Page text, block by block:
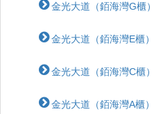
金光大道（銆海灣G櫃）
金光大道（銆海灣E櫃）
金光大道（銆海灣C櫃）
金光大道（銆海灣A櫃）